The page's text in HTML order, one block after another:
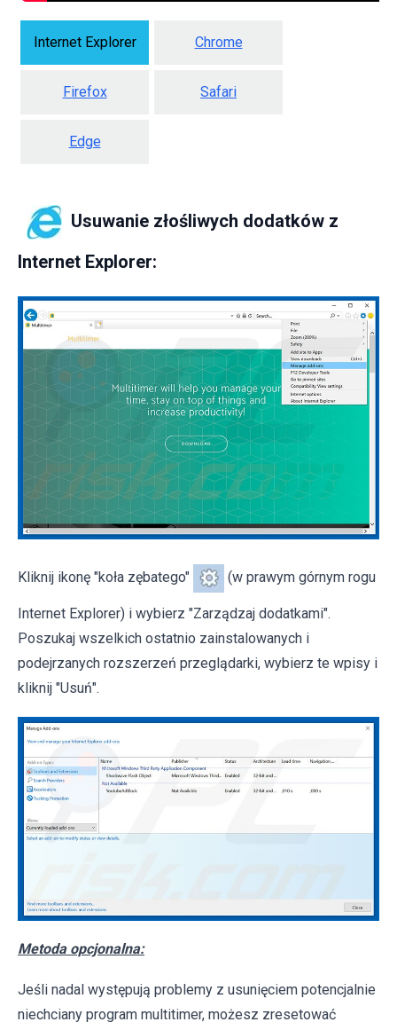
Internet Explorer Chrome
Firefox Safari
Edge
Usuwanie złośliwych dodatków z
Internet Explorer:
Kliknij ikonę "koła zębatego" (w prawym górnym rogu
Internet Explorer) i wybierz "Zarządzaj dodatkami".
Poszukaj wszelkich ostatnio zainstalowanych i
podejrzanych rozszerzeń przeglądarki, wybierz te wpisy i
kliknij "Usuń".
Metoda opcjonalna:
Jeśli nadal występują problemy z usunięciem potencjalnie
niechciany program multitimer, możesz zresetować